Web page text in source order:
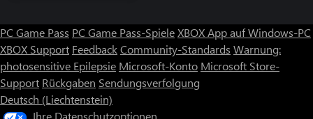
PC Game Pass PC Game Pass-SpieleXBOX App auf Windows-PC
XBOX Support FeedbackCommunity-Standards Warnung:
photosensitive Epilepsie Microsoft-Konto Microsoft Store-
Support Rückgaben Sendungsverfolgung
Deutsch (Liechtenstein)
Ihre Datenschutzoptionen